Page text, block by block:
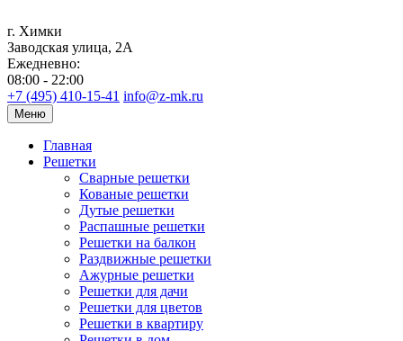
г. Химки
Заводская улица, 2А
Ежедневно:
08:00 - 22:00
+7 (495) 410-15-41 info@z-mk.ru
Меню
Главная
Решетки
Сварные решетки
Кованые решетки
Дутые решетки
Распашные решетки
Решетки на балкон
Раздвижные решетки
Ажурные решетки
Решетки для дачи
Решетки для цветов
Решетки в квартиру